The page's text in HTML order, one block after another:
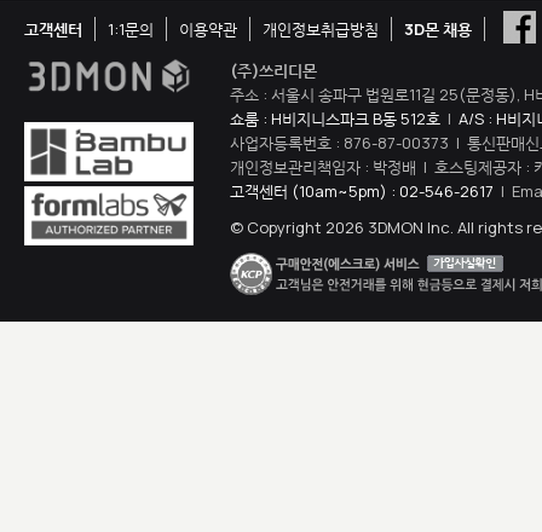
고객센터 1:1문의 이용약관 개인정보취급방침
3D몬 채용
(주)쓰리디몬
주소 : 서울시 송파구 법원로11길 25(문정동),
쇼룸 : H비지니스파크 B동 512호 | A/S : H비지
사업자등록번호 : 876-87-00373 | 통신판매
개인정보관리책임자 : 박정배 | 호스팅제공자 :
고객센터 (10am~5pm) : 02-546-2617 |
© Copyright 2026 3DMON Inc. All rights